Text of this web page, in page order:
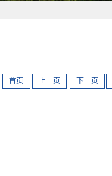
首页 上一页 下一页